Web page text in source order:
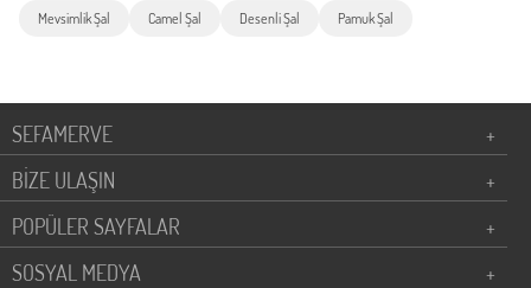
Mevsimlik Şal Camel Şal Desenli Şal Pamuk Şal
SEFAMERVE
+
BİZE ULAŞIN
+
POPÜLER SAYFALAR
+
SOSYAL MEDYA
+